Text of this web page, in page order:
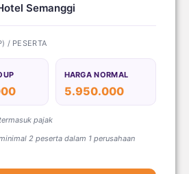
Semanggi
/ PESERTA
HARGA NORMAL
5.950.000
pajak
2 peserta dalam 1 perusahaan